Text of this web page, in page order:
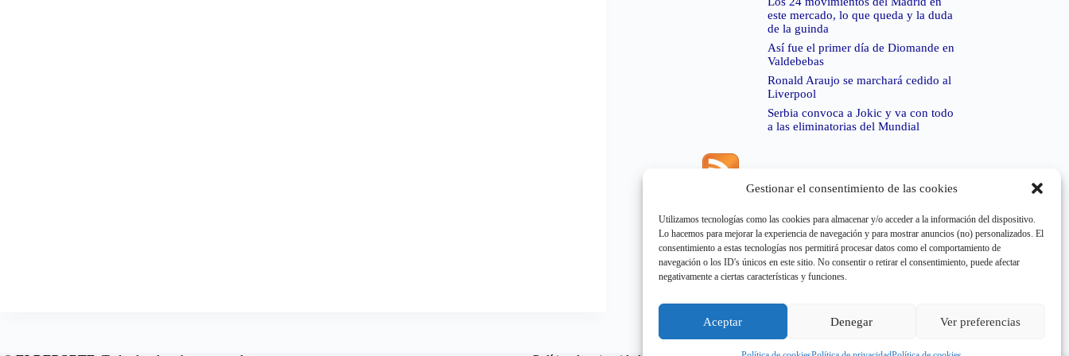
Gestionar el consentimiento de las cookies
Utilizamos tecnologías como las cookies para almacenar y/o acceder a la información del dispositivo.
Lo hacemos para mejorar la experiencia de navegación y para mostrar anuncios (no) personalizados. El
consentimiento a estas tecnologías nos permitirá procesar datos como el comportamiento de
navegación o los ID's únicos en este sitio. No consentir o retirar el consentimiento, puede afectar
negativamente a ciertas características y funciones.
Aceptar Denegar Ver preferencias
este mercado, lo que queda y la duda
de la guinda
Así fue el primer día de Diomande en
Valdebebas
Ronald Araujo se marchará cedido al
Liverpool
Serbia convoca a Jokic y va con todo
a las eliminatorias del Mundial
Error de RSS:Retrieved unsupported status code
"404"